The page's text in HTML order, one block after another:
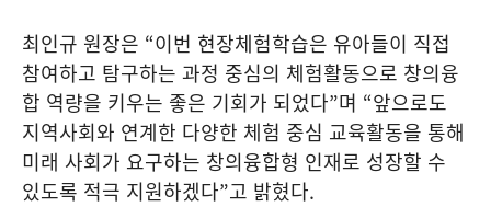
최인규 원장은 “이번 현장체험학습은 유아들이 직접
참여하고 탐구하는 과정 중심의 체험활동으로 창의융
합 역량을 키우는 좋은 기회가 되었다”며 “앞으로도
지역사회와 연계한 다양한 체험 중심 교육활동을 통해
미래 사회가 요구하는 창의융합형 인재로 성장할 수
있도록 적극 지원하겠다”고 밝혔다.